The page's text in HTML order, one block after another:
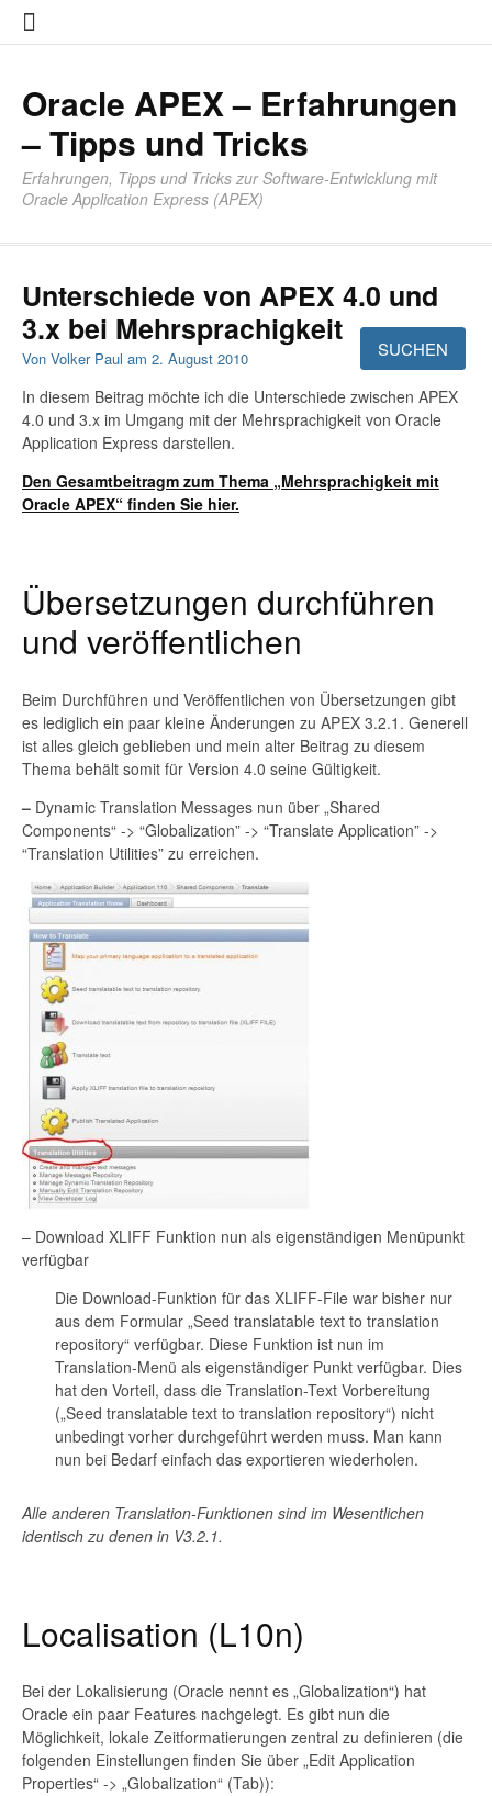
Zum
Inhalt
Oracle APEX – Erfahrungen
– Tipps und Tricks
Erfahrungen, Tipps und Tricks zur Software-Entwicklung mit
Oracle Application Express (APEX)
Unterschiede von APEX 4.0 und
3.x bei Mehrsprachigkeit
Von Volker Paul am 2. August 2010
In diesem Beitrag möchte ich die Unterschiede zwischen APEX
4.0 und 3.x im Umgang mit der Mehrsprachigkeit von Oracle
Application Express darstellen.
Den Gesamtbeitragm zum Thema „Mehrsprachigkeit mit
Oracle APEX“ finden Sie hier.
Übersetzungen durchführen
und veröffentlichen
Beim Durchführen und Veröffentlichen von Übersetzungen gibt
es lediglich ein paar kleine Änderungen zu APEX 3.2.1. Generell
ist alles gleich geblieben und mein alter Beitrag zu diesem
Thema behält somit für Version 4.0 seine Gültigkeit.
– Dynamic Translation Messages nun über „Shared
Components“ -> “Globalization” -> “Translate Application” ->
“Translation Utilities” zu erreichen.
– Download XLIFF Funktion nun als eigenständigen Menüpunkt
verfügbar
Die Download-Funktion für das XLIFF-File war bisher nur
aus dem Formular „Seed translatable text to translation
repository“ verfügbar. Diese Funktion ist nun im
Translation-Menü als eigenständiger Punkt verfügbar. Dies
hat den Vorteil, dass die Translation-Text Vorbereitung
(„Seed translatable text to translation repository“) nicht
unbedingt vorher durchgeführt werden muss. Man kann
nun bei Bedarf einfach das exportieren wiederholen.
Alle anderen Translation-Funktionen sind im Wesentlichen
identisch zu denen in V3.2.1.
Localisation (L10n)
Bei der Lokalisierung (Oracle nennt es „Globalization“) hat
Oracle ein paar Features nachgelegt. Es gibt nun die
Möglichkeit, lokale Zeitformatierungen zentral zu definieren (die
folgenden Einstellungen finden Sie über „Edit Application
Properties“ -> „Globalization“ (Tab)):